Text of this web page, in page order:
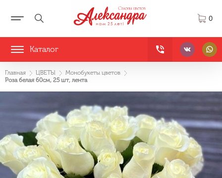
0
Каталог
Главная ЦВЕТЫ
Монобукеты цветов
Роза белая 60см, 25 шт, лента